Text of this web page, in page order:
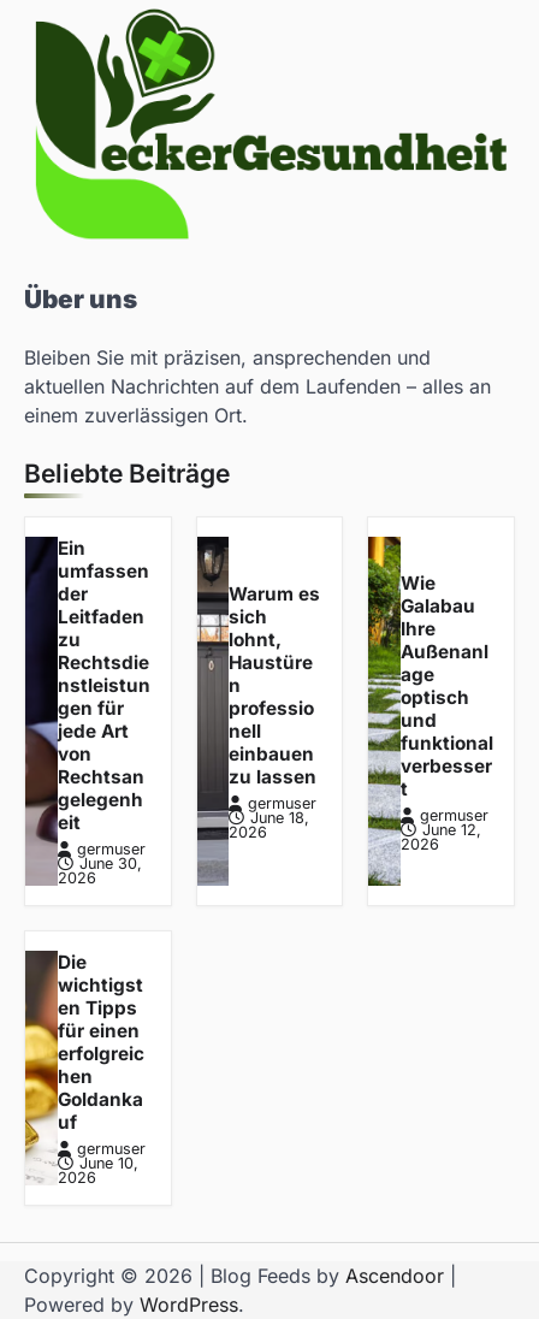
Über uns
Bleiben Sie mit präzisen, ansprechenden und
aktuellen Nachrichten auf dem Laufenden – alles an
einem zuverlässigen Ort.
Beliebte Beiträge
Ein
umfassen
der
Leitfaden
zu
Rechtsdie
nstleistun
gen für
jede Art
von
Rechtsan
gelegenh
eit
germuser
June 30,
2026
Warum es
sich
lohnt,
Haustüre
n
professio
nell
einbauen
zu lassen
germuser
June 18,
2026
Wie
Galabau
Ihre
Außenanl
age
optisch
und
funktional
verbesser
t
germuser
June 12,
2026
Die
wichtigst
en Tipps
für einen
erfolgreic
hen
Goldanka
uf
germuser
June 10,
2026
Copyright © 2026 | Blog Feeds by Ascendoor
Powered by WordPress.